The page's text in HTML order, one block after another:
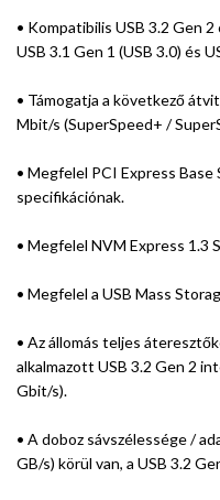
• Kompatibilis USB 3.2 Gen
USB 3.1 Gen 1 (USB 3.0) és
• Támogatja a következő
Mbit/s (SuperSpeed+ /
• Megfelel PCI Express
specifikációnak.
• Megfelel NVM Express 1.3
• Megfelel a USB Mass
• Az állomás teljes
alkalmazott USB 3.2 Gen 2
Gbit/s).
• A doboz sávszélessége /
GB/s) körül van, a USB 3.2